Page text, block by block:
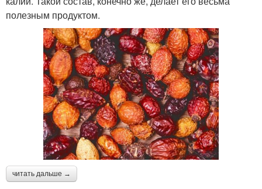
полезным продуктом.
читать дальше →